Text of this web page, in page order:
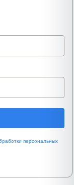
персональных